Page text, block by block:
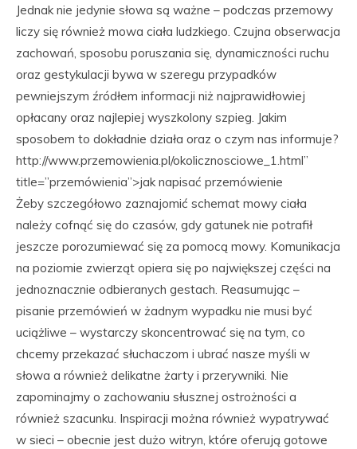
Jednak nie jedynie słowa są ważne – podczas przemowy
liczy się również mowa ciała ludzkiego. Czujna obserwacja
zachowań, sposobu poruszania się, dynamiczności ruchu
oraz gestykulacji bywa w szeregu przypadków
pewniejszym źródłem informacji niż najprawidłowiej
opłacany oraz najlepiej wyszkolony szpieg. Jakim
sposobem to dokładnie działa oraz o czym nas informuje?
http://www.przemowienia.pl/okolicznosciowe_1.html”
title=”przemówienia”>jak napisać przemówienie
Żeby szczegółowo zaznajomić schemat mowy ciała
należy cofnąć się do czasów, gdy gatunek nie potrafił
jeszcze porozumiewać się za pomocą mowy. Komunikacja
na poziomie zwierząt opiera się po największej części na
jednoznacznie odbieranych gestach. Reasumując –
pisanie przemówień w żadnym wypadku nie musi być
uciążliwe – wystarczy skoncentrować się na tym, co
chcemy przekazać słuchaczom i ubrać nasze myśli w
słowa a również delikatne żarty i przerywniki. Nie
zapominajmy o zachowaniu słusznej ostrożności a
również szacunku. Inspiracji można również wypatrywać
w sieci – obecnie jest dużo witryn, które oferują gotowe